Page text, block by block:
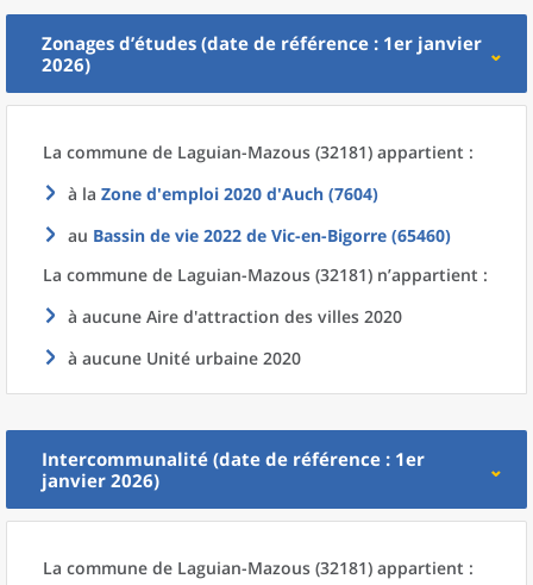
Zonages d’études (date de référence : 1er janvier
2026)
La commune de Laguian-Mazous (32181) appartient :
à la Zone d'emploi 2020 d'Auch (7604)
au Bassin de vie 2022 de Vic-en-Bigorre (65460)
La commune de Laguian-Mazous (32181) n’appartient :
à aucune Aire d'attraction des villes 2020
à aucune Unité urbaine 2020
Intercommunalité (date de référence : 1er
janvier 2026)
La commune de Laguian-Mazous (32181) appartient :